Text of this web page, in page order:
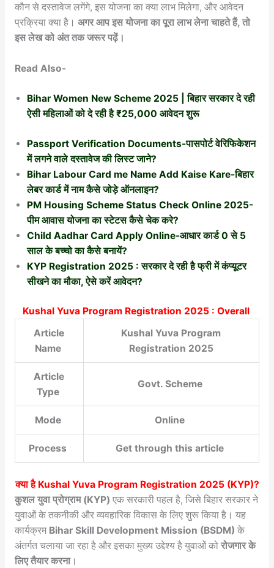
कौन से दस्तावेज लगेंगे, इस योजना का क्या लाभ मिलेगा, और आवेदन
प्रक्रिया क्या है। अगर आप इस योजना का पूरा लाभ लेना चाहते हैं, तो
इस लेख को अंत तक जरूर पढ़ें।
Read Also-
Bihar Women New Scheme 2025 | बिहार सरकार दे रही
ऐसी महिलाओं को दे रही है ₹25,000 आवेदन शुरू
Passport Verification Documents-पासपोर्ट वेरिफिकेशन
में लगने वाले दस्तावेज की लिस्ट जाने?
Bihar Labour Card me Name Add Kaise Kare-बिहार
लेबर कार्ड में नाम कैसे जोड़े ऑनलाइन?
PM Housing Scheme Status Check Online 2025-
पीम आवास योजना का स्टेटस कैसे चेक करे?
Child Aadhar Card Apply Online-आधार कार्ड 0 से 5
साल के बच्चो का कैसे बनायें?
KYP Registration 2025 : सरकार दे रही है फ्री में कंप्यूटर
सीखने का मौका, ऐसे करें आवेदन?
Kushal Yuva Program Registration 2025 : Overall
Article
Name
Kushal Yuva Program
Registration 2025
Article
Type
Govt. Scheme
Mode Online
Process Get through this article
क्या है Kushal Yuva Program Registration 2025(KYP)?
कुशल युवा प्रोग्राम (KYP) एक सरकारी पहल है, जिसे बिहार सरकार ने
युवाओं के तकनीकी और व्यवहारिक विकास के लिए शुरू किया है। यह
कार्यक्रम Bihar Skill Development Mission (BSDM) के
अंतर्गत चलाया जा रहा है और इसका मुख्य उद्देश्य है युवाओं को रोजगार के
लिए तैयार करना।